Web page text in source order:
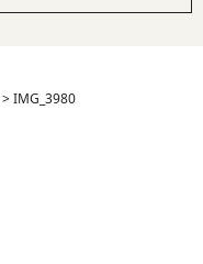
>IMG_3980